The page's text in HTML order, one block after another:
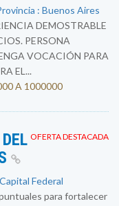
: Buenos Aires
DEMOSTRABLE
PERSONA
VOCACIÓN PARA
EL...
A 1000000
OFERTA DESTACADA
Federal
para fortalecer